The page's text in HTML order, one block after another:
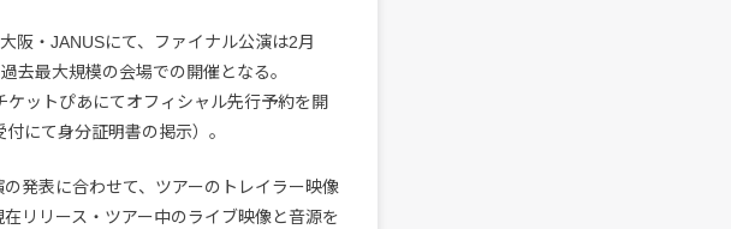
阪・JANUSにて、ファイナル公演は2月
去最大規模の会場での開催となる。
ットぴあにてオフィシャル先行予約を開
にて身分証明書の掲示）。
発表に合わせて、ツアーのトレイラー映像
リリース・ツアー中のライブ映像と音源を